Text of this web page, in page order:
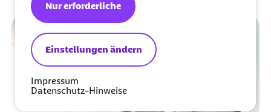
Einstellungen ändern
Nur erforderliche
Impressum
Datenschutz-Hinweise